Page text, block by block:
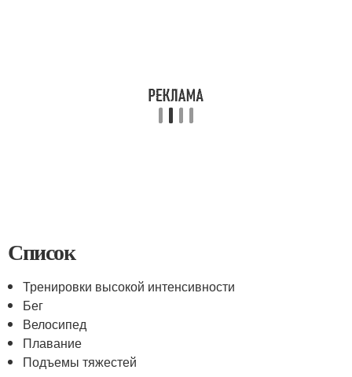
Список
Тренировки высокой интенсивности
Бег
Велосипед
Плавание
Подъемы тяжестей